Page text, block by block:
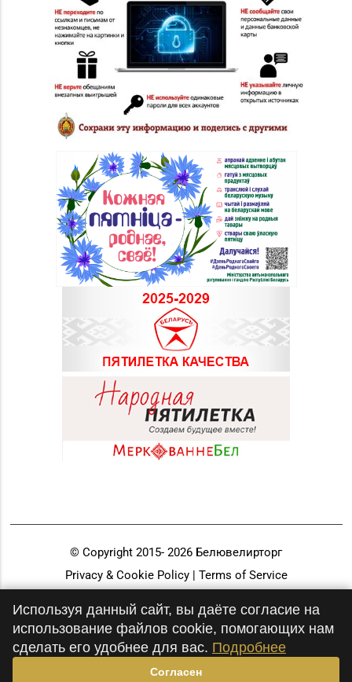
© Copyright 2015- 2026 Белювелирторг
Privacy & Cookie Policy | Terms of Service
Используя данный сайт, вы даёте согласие на
использование файлов cookie, помогающих нам
сделать его удобнее для вас. Подробнее
Согласен